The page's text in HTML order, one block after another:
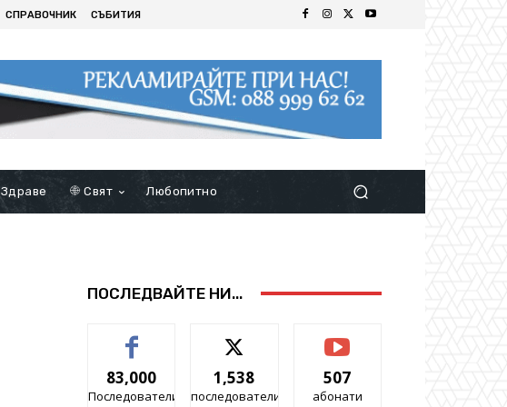
СПРАВОЧНИК СЪБИТИЯ
Здраве Свят Любопитно
ПОСЛЕДВАЙТЕ НИ...
83,000
Последователи
1,538
последователи
507
абонати